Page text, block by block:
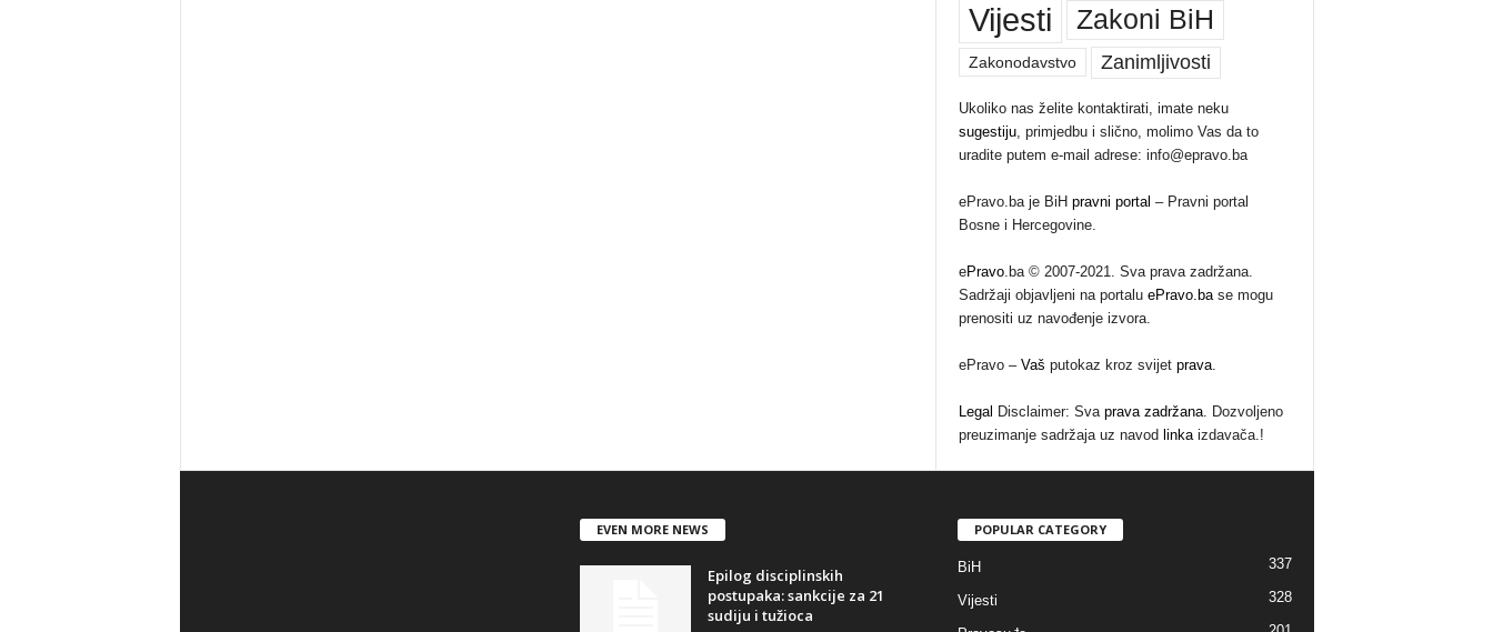
Vijesti Zakoni BiH
Zakonodavstvo Zanimljivosti
Ukoliko nas želite kontaktirati, imate neku
sugestiju, primjedbu i slično, molimo Vas da to
uradite putem e-mail adrese: info@epravo.ba
ePravo.ba je BiH pravni portal – Pravni portal
Bosne i Hercegovine.
ePravo.ba © 2007-2021. Sva prava zadržana.
Sadržaji objavljeni na portalu ePravo.base mogu
prenositi uz navođenje izvora.
ePravo – Vaš putokaz kroz svijet prava.
Legal Disclaimer: Sva prava zadržana. Dozvoljeno
preuzimanje sadržaja uz navod linkaizdavača.!
EVEN MORE NEWS
Epilog disciplinskih
postupaka: sankcije za 21
sudiju i tužioca
POPULAR CATEGORY
BiH 337
Vijesti 328